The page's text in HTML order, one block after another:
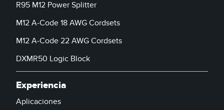
R95 M12 Power Splitter
M12 A-Code 18 AWG Cordsets
M12 A-Code 22 AWG Cordsets
DXMR50 Logic Block
Experiencia
Aplicaciones